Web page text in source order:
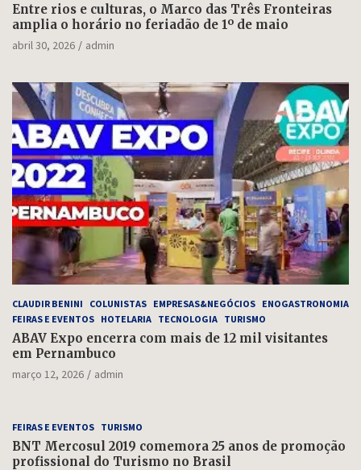
Entre rios e culturas, o Marco das Três Fronteiras
amplia o horário no feriadão de 1º de maio
abril 30, 2026 admin
CLAUDIR BENINI COLUNISTAS EMPRESAS&NEGÓCIOS ENOGASTRONOMIA
FEIRAS E EVENTOS HOTELARIA TECNOLOGIA TURISMO
ABAV Expo encerra com mais de 12 mil visitantes
em Pernambuco
março 12, 2026 admin
FEIRAS E EVENTOS TURISMO
BNT Mercosul 2019 comemora 25 anos de promoção
profissional do Turismo no Brasil